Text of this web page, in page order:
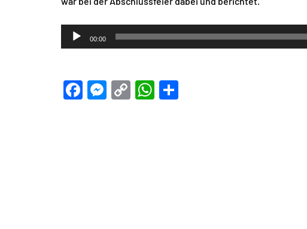
Audio-
Player
00:00
Facebook
Messenger
CopyWhatsApp